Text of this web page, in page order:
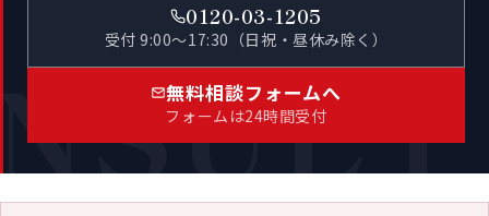
0120-03-1205
受付 9:00〜17:30（日祝・昼休み除く）
無料相談フォームへ
フォームは24時間受付